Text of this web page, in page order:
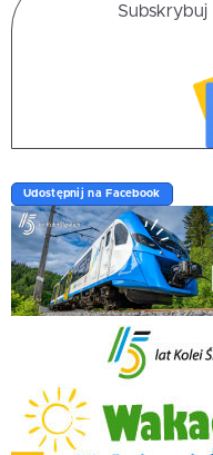
Subskrybuj
Udostępnij na Facebook